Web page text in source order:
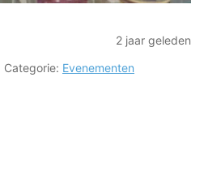
2 jaar geleden
Categorie: Evenementen